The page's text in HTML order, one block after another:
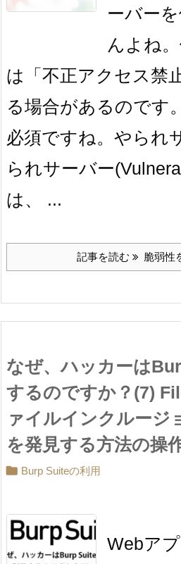
ーバー
んよね
は「不正アクセス禁
る場合があるのです
必須ですね。やられ
られサーバー
は、 ...
記事を読む 脆弱性
なぜ、ハッカーは
するのですか？(7)
ァイルインクルージ
を発見する方法の操
 Burp Suiteの利用
Webア